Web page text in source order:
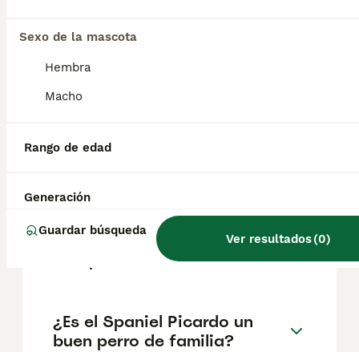
Sexo de la mascota
Hembra
Macho
Rango de edad
Generación
Guardar búsqueda
Ver resultados(0)
¿Cuál es la raza de spaniel
más tranquila?
¿Cuánto cuesta un cachorro
de Spaniel Picardo?
¿Es el Spaniel Picardo un
buen perro de familia?